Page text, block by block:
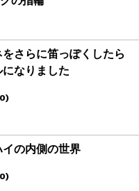
さらに笛っぽくしたら
なりました
の内側の世界